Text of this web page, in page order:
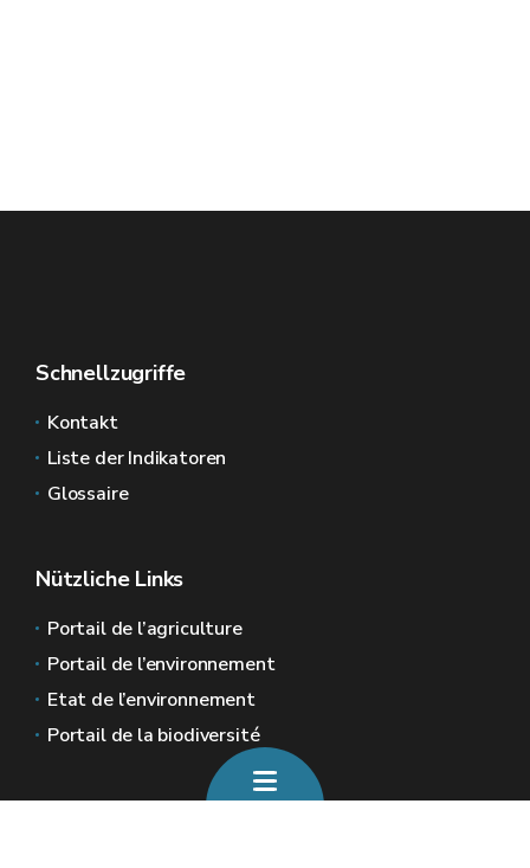
Schnellzugriffe
Kontakt
Liste der Indikatoren
Glossaire
Nützliche Links
Portail de l’agriculture
Portail de l’environnement
Etat de l’environnement
Portail de la biodiversité